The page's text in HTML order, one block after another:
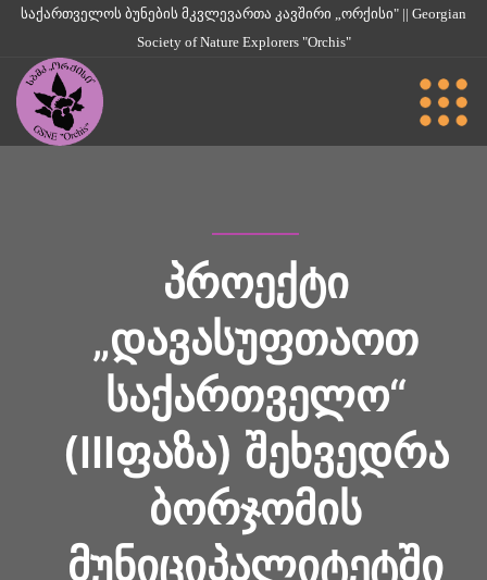
საქართველოს ბუნების მკვლევართა კავშირი „ორქისი" || Georgian
Society of Nature Explorers "Orchis"
ᲞᲠᲝᲔᲥᲢᲘ
„ᲓᲐᲕᲐᲡᲣᲤᲗᲐᲝᲗ
ᲡᲐᲥᲐᲠᲗᲕᲔᲚᲝ“
(IIIᲤᲐᲖᲐ) ᲨᲔᲮᲕᲔᲓᲠᲐ
ᲑᲝᲠᲯᲝᲛᲘᲡ
ᲛᲣᲜᲘᲪᲘᲞᲐᲚᲘᲢᲔᲢᲨᲘ